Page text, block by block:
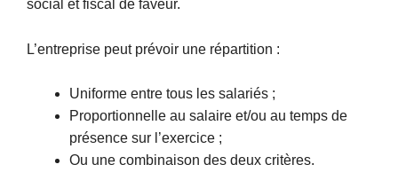
social et fiscal de faveur.
L’entreprise peut prévoir une répartition :
Uniforme entre tous les salariés ;
Proportionnelle au salaire et/ou au temps de
présence sur l’exercice ;
Ou une combinaison des deux critères.